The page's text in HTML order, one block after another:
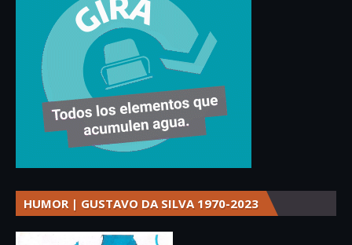
HUMOR | GUSTAVO DA SILVA 1970-2023